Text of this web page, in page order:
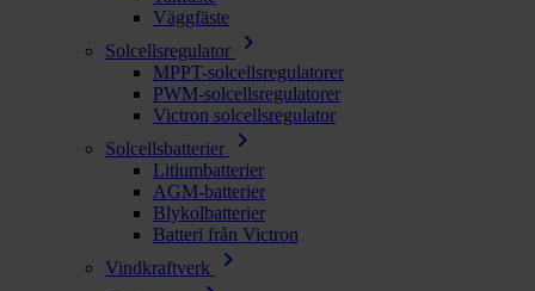
Väggfäste
Solcellsregulator
chevron_right
MPPT-solcellsregulatorer
PWM-solcellsregulatorer
Victron solcellsregulator
Solcellsbatterier
chevron_right
Litiumbatterier
AGM-batterier
Blykolbatterier
Batteri från Victron
Vindkraftverk
chevron_right